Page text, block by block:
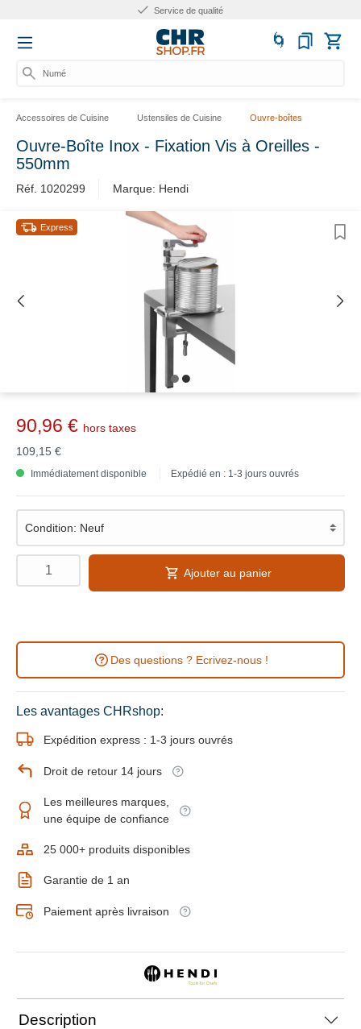
Service de qualité
Numéro
Accessoires de Cuisine Ustensiles de Cuisine Ouvre-boîtes
Ouvre-Boîte Inox - Fixation Vis à Oreilles -
550mm
Réf. 1020299 Marque: Hendi
Express
90,96 € hors taxes
109,15 €
Immédiatement disponible Expédié en : 1-3 jours ouvrés
Ajouter au panier
Des questions ? Ecrivez-nous !
Les avantages CHRshop:
Expédition express : 1-3 jours ouvrés
Droit de retour 14 jours
Les meilleures marques,
une équipe de confiance
25 000+ produits disponibles
Garantie de 1 an
Paiement après livraison
Description